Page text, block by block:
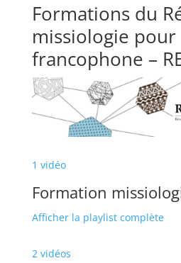
Formations du
missiologie pour
francophone –
1 vidéo
Formation
Afficher la playlist complète
2 vidéos